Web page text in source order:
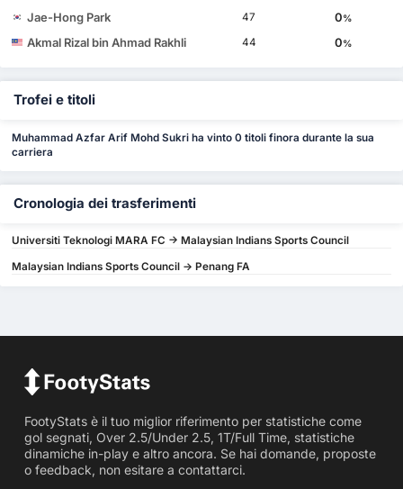
Jae-Hong Park 47 0%
Akmal Rizal bin Ahmad Rakhli 44 0%
Trofei e titoli
Muhammad Azfar Arif Mohd Sukri ha vinto 0 titoli finora durante la sua
carriera
Cronologia dei trasferimenti
Universiti Teknologi MARA FC -> Malaysian Indians Sports Council
Malaysian Indians Sports Council -> Penang FA
FootyStats è il tuo miglior riferimento per statistiche come
gol segnati, Over 2.5/Under 2.5, 1T/Full Time, statistiche
dinamiche in-play e altro ancora. Se hai domande, proposte
o feedback, non esitare a contattarci.